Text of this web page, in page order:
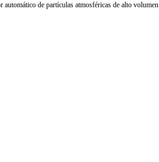
de partículas atmosféricas de alto volumen